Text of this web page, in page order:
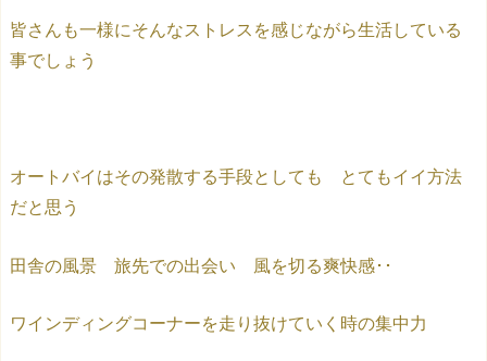
皆さんも一様にそんなストレスを感じながら生活している
事でしょう
オートバイはその発散する手段としても とてもイイ方法
だと思う
田舎の風景 旅先での出会い 風を切る爽快感･･
ワインディングコーナーを走り抜けていく時の集中力